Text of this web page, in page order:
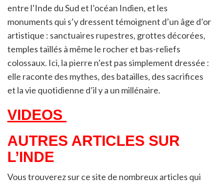
entre l’Inde du Sud et l’océan Indien, et les
monuments qui s’y dressent témoignent d’un âge d’or
artistique : sanctuaires rupestres, grottes décorées,
temples taillés à même le rocher et bas-reliefs
colossaux. Ici, la pierre n’est pas simplement dressée :
elle raconte des mythes, des batailles, des sacrifices
et la vie quotidienne d’il y a un millénaire.
VIDEOS
AUTRES ARTICLES SUR
L’INDE
Vous trouverez sur ce site de nombreux articles qui